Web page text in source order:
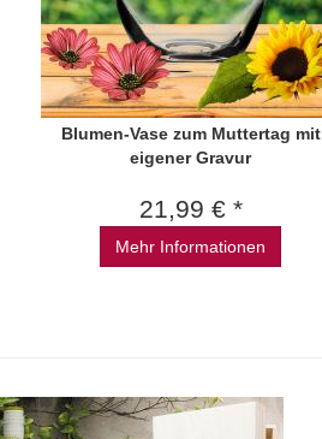
Blumen-Vase zum Muttertag mit
eigener Gravur
21,99 € *
Mehr Informationen